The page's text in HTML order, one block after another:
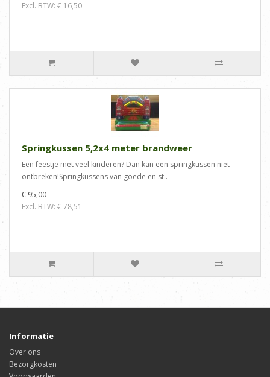
Excl. BTW: € 16,50
Springkussen 5,2x4 meter brandweer
Een feestje met veel kinderen? Dan kan een springkussen niet
ontbreken!Springkussens van goede en st..
€ 95,00
Excl. BTW: € 78,51
Informatie
Over ons
Bezorgkosten